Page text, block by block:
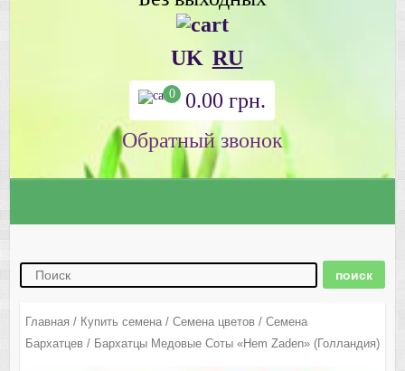
UK RU
0 0.00грн.
Главная / Купить семена/ Семена цветов/ Семена
Бархатцев/ Бархатцы Медовые Соты «Hem Zaden» (Голландия)